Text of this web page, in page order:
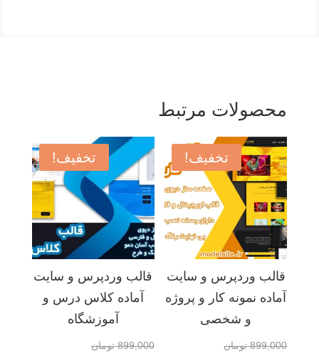
محصولات مرتبط
تخفیف!
قالب وردپرس و سایت
آماده نمونه کار و پروژه
و شخصی
899,000 تومانقیمت
تخفیف!
قالب وردپرس و سایت
آماده کلاس درس و
آموزشگاه
899,000 تومانقیمت